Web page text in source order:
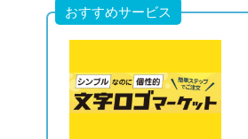
おすすめサービス